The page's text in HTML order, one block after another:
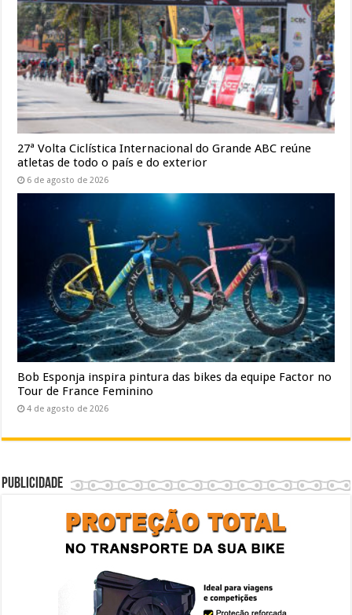
27ª Volta Ciclística Internacional do Grande ABC reúne
atletas de todo o país e do exterior
6 de agosto de 2026
Bob Esponja inspira pintura das bikes da equipe Factor no
Tour de France Feminino
4 de agosto de 2026
Publicidade